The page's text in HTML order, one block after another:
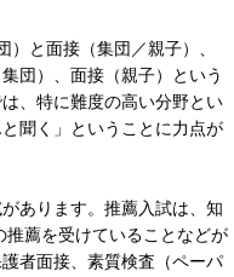
と面接（集団／親子）、
団）、面接（親子）という
、特に難度の高い分野とい
聞く」ということに力点が
あります。推薦入試は、知
薦を受けていることなどが
者面接、素質検査（ペーパ